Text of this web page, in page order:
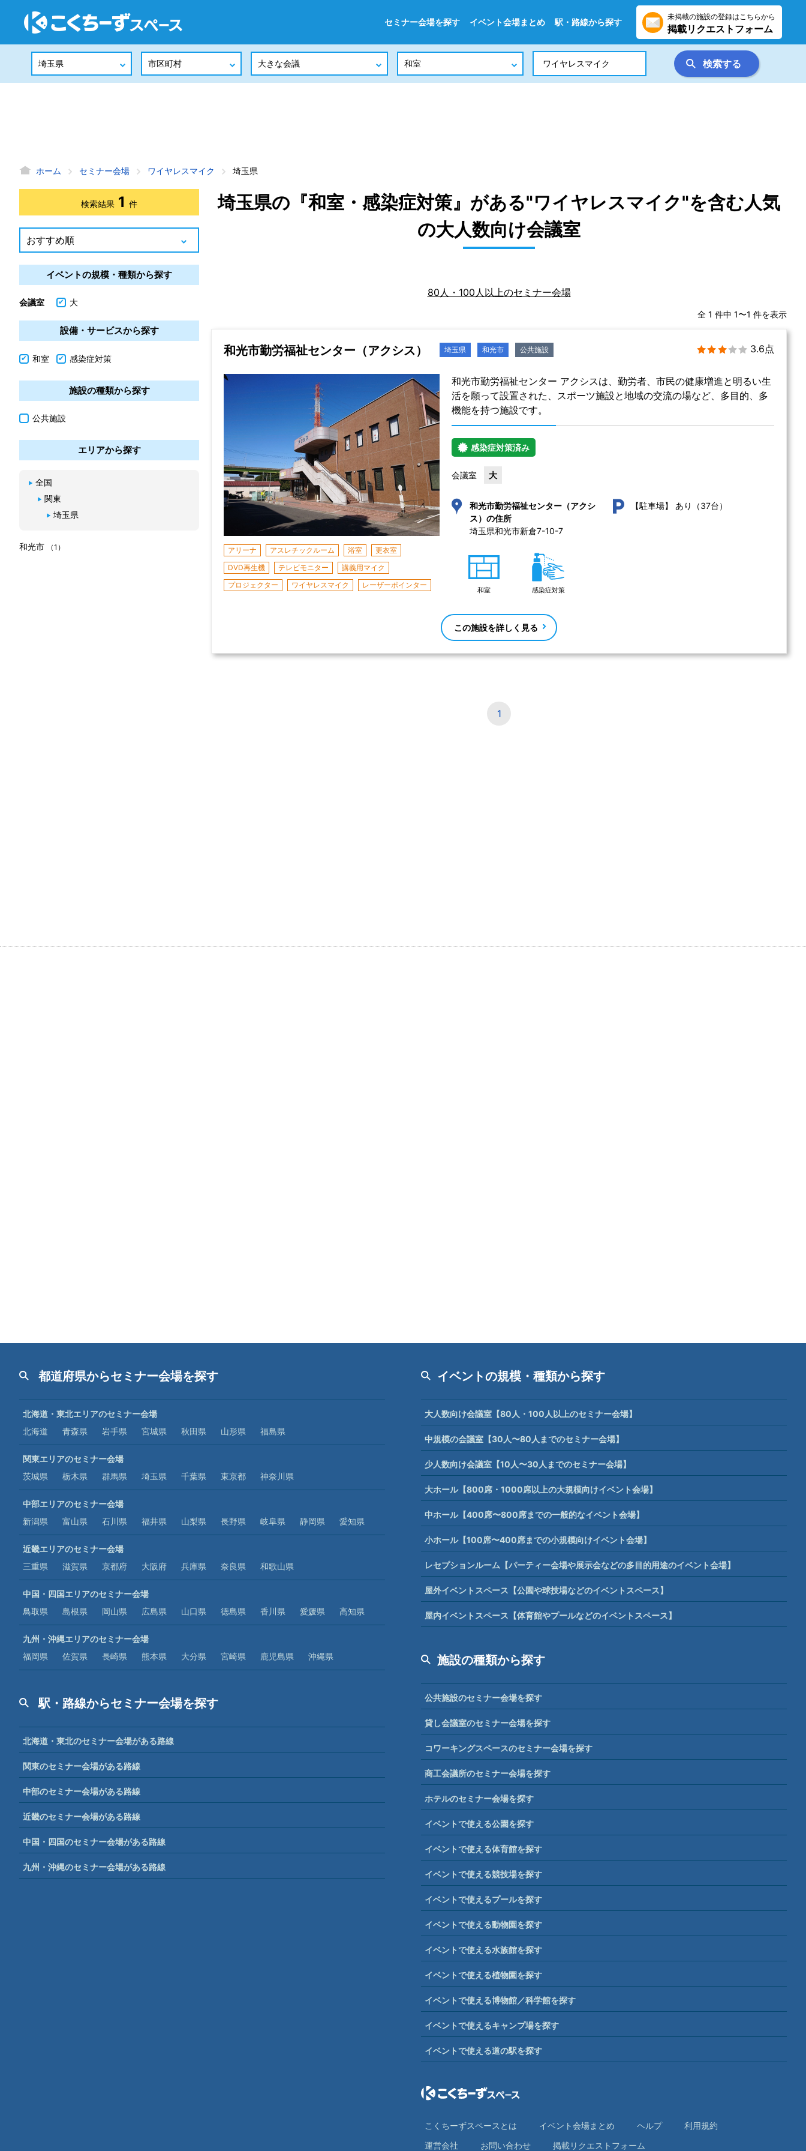
セミナー会場を探す イベント会場まとめ 駅・路線から探す
未掲載の施設の登録はこちらから
掲載リクエストフォーム
検索する
ホーム セミナー会場 ワイヤレスマイク 埼玉県
埼玉県の『和室・感染症対策』がある"ワイヤレスマイク"を含む人気
の大人数向け会議室
80人・100人以上のセミナー会場
全 1 件中 1〜1 件を表示
和光市勤労福祉センター（アクシス） 埼玉県 和光市 公共施設 3.6点
アリーナ アスレチックルーム 浴室
更衣室
DVD再生機
テレビモニター
講義用マイク
プロジェクター
ワイヤレスマイク レーザーポインター
和光市勤労福祉センター アクシスは、勤労者、市民の健康増進と明るい生
活を願って設置された、スポーツ施設と地域の交流の場など、多目的、多
機能を持つ施設です。
感染症対策済み
会議室 大
和光市勤労福祉センター（アクシ
ス）の住所
埼玉県和光市新倉7-10-7
【駐車場】 あり（37台）
和室 感染症対策
この施設を詳しく見る
1
検索結果 1 件
イベントの規模・種類から探す
会議室 大
設備・サービスから探す
和室 感染症対策
施設の種類から探す
公共施設
エリアから探す
全国
関東
埼玉県
和光市 （1）
都道府県からセミナー会場を探す
北海道・東北エリアのセミナー会場
北海道
青森県 岩手県 宮城県 秋田県 山形県 福島県
関東エリアのセミナー会場
茨城県
栃木県 群馬県 埼玉県 千葉県 東京都 神奈川県
中部エリアのセミナー会場
新潟県
富山県 石川県 福井県 山梨県 長野県 岐阜県 静岡県 愛知県
近畿エリアのセミナー会場
三重県
滋賀県 京都府 大阪府 兵庫県 奈良県 和歌山県
中国・四国エリアのセミナー会場
鳥取県
島根県 岡山県 広島県 山口県 徳島県 香川県 愛媛県 高知県
九州・沖縄エリアのセミナー会場
福岡県
佐賀県 長崎県 熊本県 大分県 宮崎県 鹿児島県 沖縄県
駅・路線からセミナー会場を探す
北海道・東北のセミナー会場がある路線
関東のセミナー会場がある路線
中部のセミナー会場がある路線
近畿のセミナー会場がある路線
中国・四国のセミナー会場がある路線
九州・沖縄のセミナー会場がある路線
イベントの規模・種類から探す
大人数向け会議室【80人・100人以上のセミナー会場】
中規模の会議室【30人〜80人までのセミナー会場】
少人数向け会議室【10人〜30人までのセミナー会場】
大ホール【800席・1000席以上の大規模向けイベント会場】
中ホール【400席〜800席までの一般的なイベント会場】
小ホール【100席〜400席までの小規模向けイベント会場】
レセプションルーム【パーティー会場や展示会などの多目的用途のイベント会場】
屋外イベントスペース【公園や球技場などのイベントスペース】
屋内イベントスペース【体育館やプールなどのイベントスペース】
施設の種類から探す
公共施設のセミナー会場を探す
貸し会議室のセミナー会場を探す
コワーキングスペースのセミナー会場を探す
商工会議所のセミナー会場を探す
ホテルのセミナー会場を探す
イベントで使える公園を探す
イベントで使える体育館を探す
イベントで使える競技場を探す
イベントで使えるプールを探す
イベントで使える動物園を探す
イベントで使える水族館を探す
イベントで使える植物園を探す
イベントで使える博物館／科学館を探す
イベントで使えるキャンプ場を探す
イベントで使える道の駅を探す
こくちーずスペースとは イベント会場まとめ ヘルプ
利⽤規約
運営会社
お問い合わせ 掲載リクエストフォーム